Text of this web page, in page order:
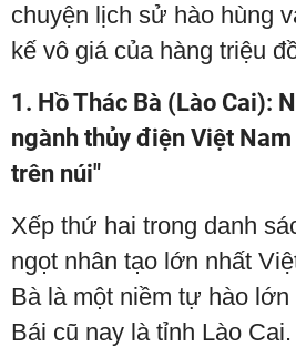
chuyện lịch sử hào hùng
kế vô giá của hàng triệu
1. Hồ Thác Bà (Lào Cai):
ngành thủy điện Việt
trên núi"
Xếp thứ hai trong danh
ngọt nhân tạo lớn nhất
Bà là một niềm tự hào
Bái cũ nay là tỉnh Lào